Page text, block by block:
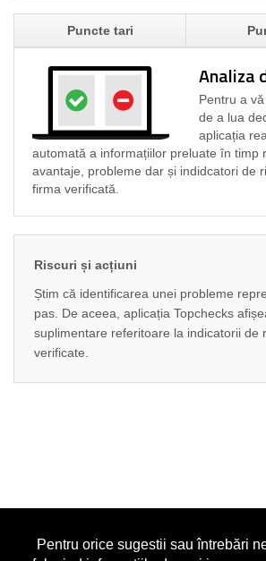
Puncte tari
Analiza
Pentru a
de a lua
aplicația
automată a informațiilor preluate în timp
avantaje, probleme dar și indidcatori de
firma verificată.
Riscuri și acțiuni
Știm că identificarea unei probleme
pas. De aceea, aplicația Topchecks
suplimentare referitoare la indicatorii de
verificate.
Pentru orice sugestii sau întrebări